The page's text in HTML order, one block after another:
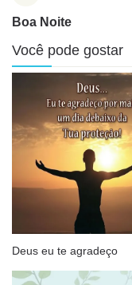
Boa Noite
Você pode gostar
Deus eu te agradeço